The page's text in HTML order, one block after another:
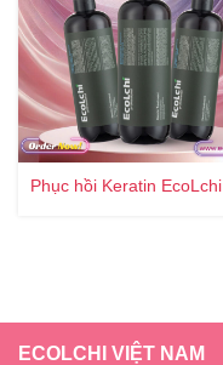
Phục hồi Keratin EcoLchi
ECOLCHI VIỆT NAM